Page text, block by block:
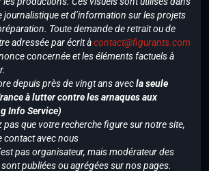
journalistique et d’information sur les projets
Toute demande de retrait ou de
adressée par écrit àcontact@figurants.com
concernée et les éléments factuels à
depuis près de vingt ans avecla seule
à lutter contre les arnaques aux
Info Service)
pas que votre recherche figure sur notre site,
contact avec nous
pas organisateur, mais modérateur des
publiées ou agrégées sur nos pages.